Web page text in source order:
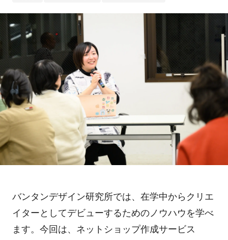
バンタンデザイン研究所では、在学中からクリエ
イターとしてデビューするためのノウハウを学べ
ます。今回は、ネットショップ作成サービス